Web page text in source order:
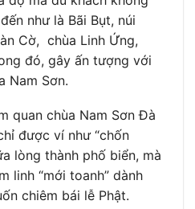
như là Bãi Bụt, núi
Cờ, chùa Linh Ứng,
đó, gây ấn tượng với
Nam Sơn.
quan chùa Nam Sơn Đà
được ví như “chốn
lòng thành phố biển, mà
linh “mới toanh” dành
chiêm bái lễ Phật.